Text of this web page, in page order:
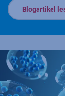
Blogartikel